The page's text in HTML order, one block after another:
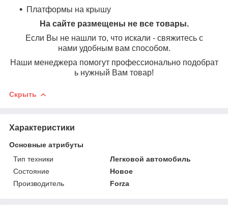
Платформы на крышу
На сайте размещены не все товары.
Если Вы не нашли то, что искали - свяжитесь с
нами удобным вам способом.
Наши менеджера помогут профессионально подобрат
ь нужный Вам товар!
Скрыть
Характеристики
Основные атрибуты
Тип техники
Легковой автомобиль
Состояние
Новое
Производитель
Forza